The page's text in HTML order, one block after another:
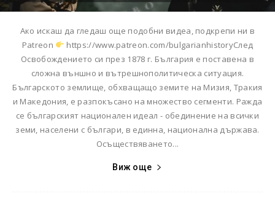
Ако искаш да гледаш още подобни видеа, подкрепи ни в
Patreon
https://www.patreon.com/bulgarianhistoryСлед
Освобождението си през 1878 г. България е поставена в
сложна външно и вътрешнополитическа ситуация.
Българското землище, обхващащо земите на Мизия, Тракия
и Македония, е разпокъсано на множество сегменти. Ражда
се българският национален идеал - обединение на всички
земи, населени с българи, в единна, национална държава.
Осъществяването...
Виж още